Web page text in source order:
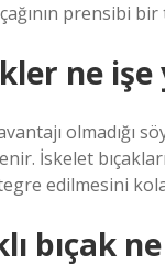
prensibi
ne işe
İskelet
edilmesini
bıçak